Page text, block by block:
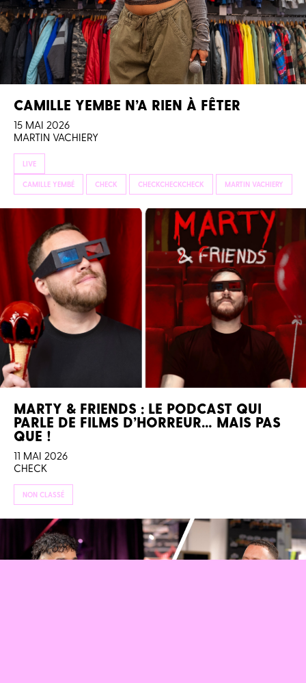
CAMILLE YEMBE N’A RIEN À FÊTER
15 MAI 2026
MARTIN VACHIERY
LIVE
CAMILLE YEMBÉ CHECK CHECKCHECKCHECK MARTIN VACHIERY
MARTY & FRIENDS : LE PODCAST QUI
PARLE DE FILMS D’HORREUR… MAIS PAS
QUE !
11 MAI 2026
CHECK
NON CLASSÉ